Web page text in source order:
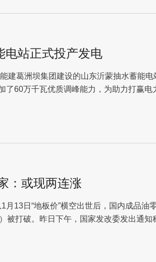
电站正式投产发电
建葛洲坝集团建设的山东沂蒙抽水蓄能电
了60万千瓦优质调峰能力，为助力打赢电
：或现两连涨
13日“地板价”横空出世后，国内成品油
被打破。昨日下午，国家发改委发出通知